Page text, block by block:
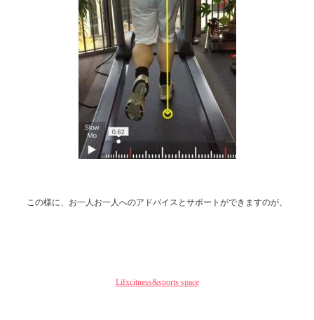
この様に、お一人お一人へのアドバイスとサポートができますのが、
Lifxcitness&sports space